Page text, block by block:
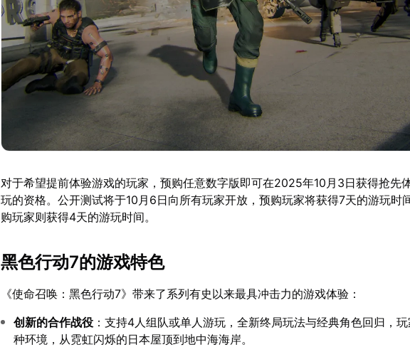
对于希望提前体验游戏的玩家，预购任意数字版即可在2025年10月3日获得抢先
玩的资格。公开测试将于10月6日向所有玩家开放，预购玩家将获得7天的游玩时
购玩家则获得4天的游玩时间。
黑色行动7的游戏特色
《使命召唤：黑色行动7》带来了系列有史以来最具冲击力的游戏体验：
创新的合作战役 ：支持4人组队或单人游玩，全新终局玩法与经典角色回归，
种环境，从霓虹闪烁的日本屋顶到地中海海岸。